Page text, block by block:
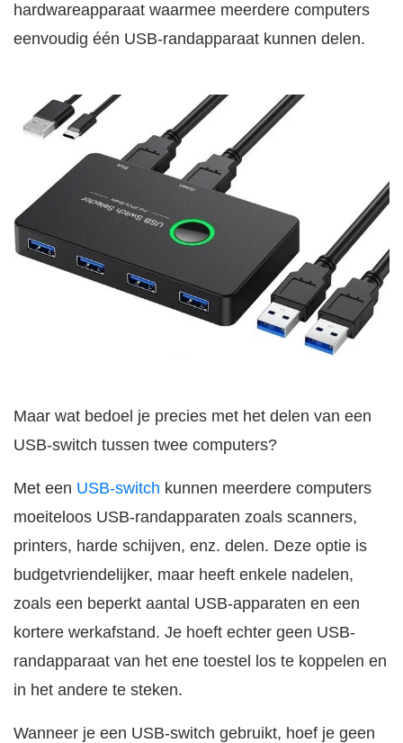
hardwareapparaat waarmee meerdere computers
eenvoudig één USB-randapparaat kunnen delen.
Maar wat bedoel je precies met het delen van een
USB-switch tussen twee computers?
Met een USB-switch kunnen meerdere computers
moeiteloos USB-randapparaten zoals scanners,
printers, harde schijven, enz. delen. Deze optie is
budgetvriendelijker, maar heeft enkele nadelen,
zoals een beperkt aantal USB-apparaten en een
kortere werkafstand. Je hoeft echter geen USB-
randapparaat van het ene toestel los te koppelen en
in het andere te steken.
Wanneer je een USB-switch gebruikt, hoef je geen